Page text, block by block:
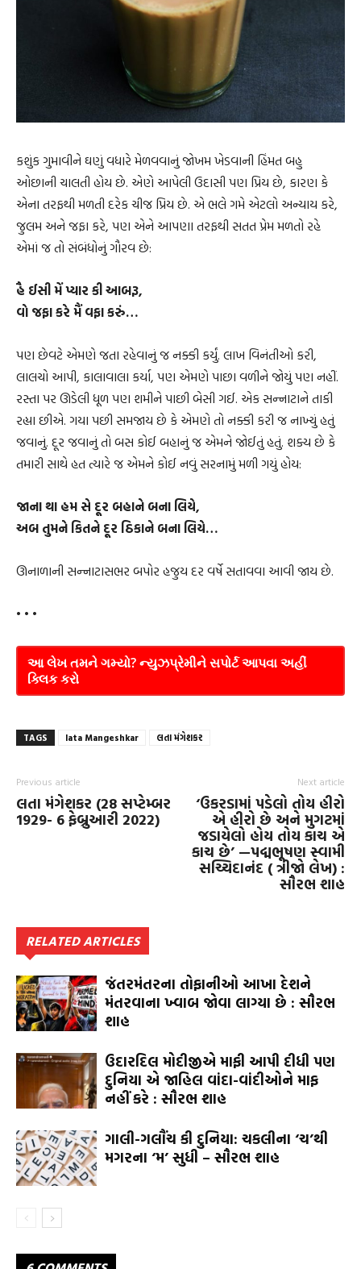
કશુંક ગુમાવીને ઘણું વધારે મેળવવાનું જોખમ ખેડવાની હિંમત બહુ
ઓછાની ચાલતી હોય છે. એણે આપેલી ઉદાસી પણ પ્રિય છે, કારણ કે
એના તરફથી મળતી દરેક ચીજ પ્રિય છે. એ ભલે ગમે એટલો અન્યાય કરે,
જુલમ અને જફા કરે, પણ એને આપણા તરફથી સતત પ્રેમ મળતો રહે
એમાં જ તો સંબંધોનું ગૌરવ છે:
હૈ ઈસી મેં પ્યાર કી આબરૂ,
વો જફા કરે મૈં વફા કરું…
પણ છેવટે એમણે જતા રહેવાનું જ નક્કી કર્યું. લાખ વિનંતીઓ કરી,
લાલચો આપી, કાલાવાલા કર્યા, પણ એમણે પાછા વળીને જોયું પણ નહીં.
રસ્તા પર ઊડેલી ધૂળ પણ શમીને પાછી બેસી ગઈ. એક સન્નાટાને તાકી
રહ્યા છીએ. ગયા પછી સમજાય છે કે એમણે તો નક્કી કરી જ નાખ્યું હતું
જવાનું. દૂર જવાનું તો બસ કોઈ બહાનું જ એમને જોઈતું હતું. શક્ય છે કે
તમારી સાથે હત ત્યારે જ એમને કોઈ નવું સરનામું મળી ગયું હોય:
જાના થા હમ સે દૂર બહાને બના લિયે,
અબ તુમને કિતને દૂર ઠિકાને બના લિયે…
ઊનાળાની સન્નાટાસભર બપોર હજુય દર વર્ષે સતાવવા આવી જાય છે.
• • •
આ લેખ તમને ગમ્યો? ન્યુઝપ્રેમીને સપોર્ટ આપવા અહીં
ક્લિક કરો
TAGS lata Mangeshkar લતા મંગેશકર
Previous article
લતા મંગેશકર (28 સપ્ટેમ્બર
1929- 6 ફેબ્રુઆરી 2022)
Next article
‘ઉકરડામાં પડેલો તોય હીરો
એ હીરો છે અને મુગટમાં
જડાયેલો હોય તોય કાચ એ
કાચ છે’ —પદ્મભૂષણ સ્વામી
સચ્ચિદાનંદ ( ત્રીજો લેખ) :
સૌરભ શાહ
RELATED ARTICLES
જંતરમંતરના તોફાનીઓ આખા દેશને
મંતરવાના ખ્વાબ જોવા લાગ્યા છે : સૌરભ
શાહ
ઉદારદિલ મોદીજીએ માફી આપી દીધી પણ
દુનિયા એ જાહિલ વાંદા-વાંદીઓને માફ
નહીં કરે : સૌરભ શાહ
ગાલી-ગલૌંચ કી દુનિયા: ચકલીના ‘ચ’થી
મગરના ‘મ’ સુધી – સૌરભ શાહ